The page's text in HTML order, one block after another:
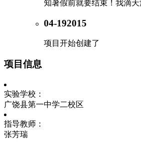
知暑假前就要结束！我滴
04-192015
项目开始创建了
项目信息
实验学校：
广饶县第一中学二校区
指导教师：
张芳瑞